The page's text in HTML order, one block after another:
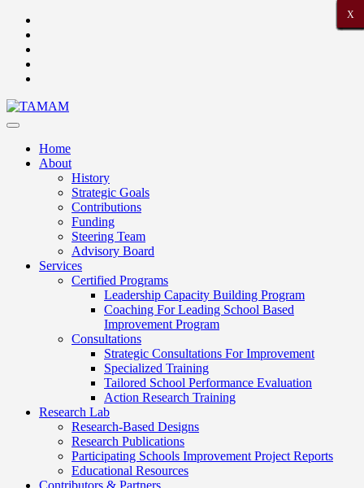
Home
About
History
Strategic Goals
Contributions
Funding
Steering Team
Advisory Board
Services
Certified Programs
Leadership Capacity Building Program
Coaching For Leading School Based
Improvement Program
Consultations
Strategic Consultations For Improvement
Specialized Training
Tailored School Performance Evaluation
Action Research Training
Research Lab
Research-Based Designs
Research Publications
Participating Schools Improvement Project Reports
Educational Resources
Contributors & Partners
X
X
X
X
X
X
X
X
X
X
X
X
X
X
X
X
X
X
X
X
X